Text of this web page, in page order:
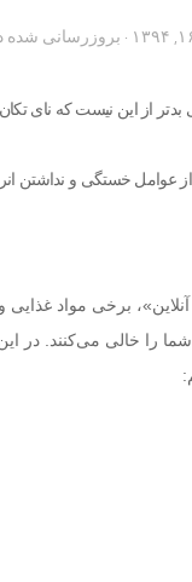
· بروزرسانی شده
از این نیست که نای
عوامل خستگی و نداشتن
برخی مواد
شما را خالی می‌کنند. در